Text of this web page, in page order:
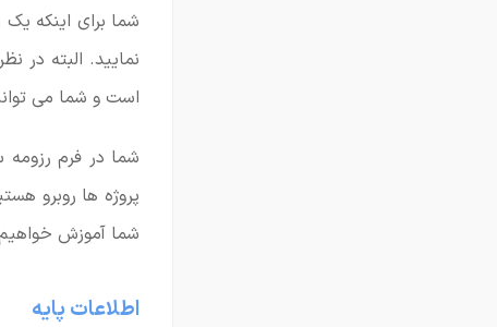
شما برای اینکه یک
است و شما می
شما در فرم
پروژه ها روبرو
شما آموزش
اطلاعات پایه